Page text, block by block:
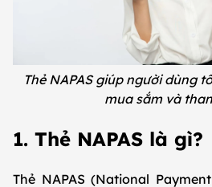
Thẻ NAPAS giúp người dùng
mua sắm và
1. Thẻ NAPAS là gì?
Thẻ NAPAS (National